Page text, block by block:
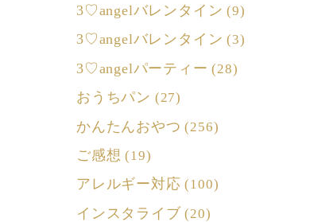
3♡angelバレンタイン (9)
3♡angelバレンタイン (3)
3♡angelパーティー (28)
おうちパン (27)
かんたんおやつ (256)
ご感想 (19)
アレルギー対応 (100)
インスタライブ (20)